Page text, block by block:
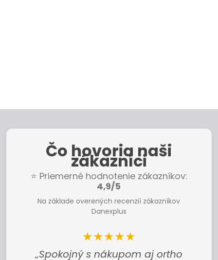
Čo hovoria naši
zákazníci
⭐ Priemerné hodnotenie zákazníkov:
4,9/5
Na základe overených recenzií zákazníkov
Danexplus
★★★★★
„Najlepší vankúš! Nosíme si ho